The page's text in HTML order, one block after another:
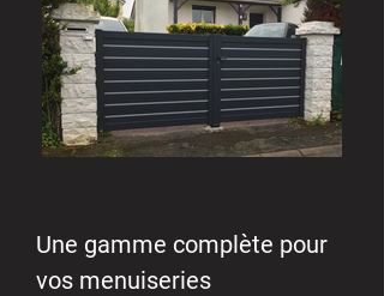
Une gamme complète pour
vos menuiseries